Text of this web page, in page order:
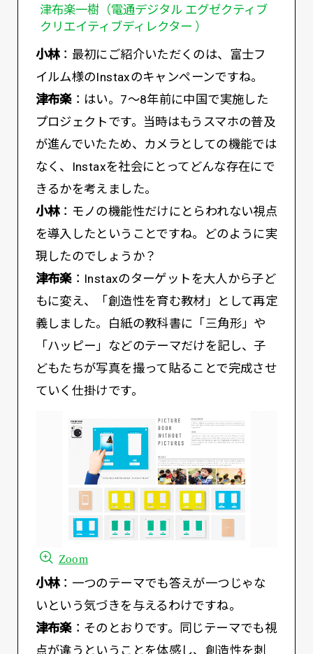
津布楽一樹（電通デジタル エグゼクティブ
クリエイティブディレクター ）
小林：最初にご紹介いただくのは、富士フ
イルム様のInstaxのキャンペーンですね。
津布楽：はい。7〜8年前に中国で実施した
プロジェクトです。当時はもうスマホの普及
が進んでいたため、カメラとしての機能では
なく、Instaxを社会にとってどんな存在にで
きるかを考えました。
小林：モノの機能性だけにとらわれない視点
を導入したということですね。どのように実
現したのでしょうか？
津布楽：Instaxのターゲットを大人から子ど
もに変え、「創造性を育む教材」として再定
義しました。白紙の教科書に「三角形」や
「ハッピー」などのテーマだけを記し、子
どもたちが写真を撮って貼ることで完成させ
ていく仕掛けです。
Zoom
小林：一つのテーマでも答えが一つじゃな
いという気づきを与えるわけですね。
津布楽：そのとおりです。同じテーマでも視
点が違うということを体感し、創造性を刺